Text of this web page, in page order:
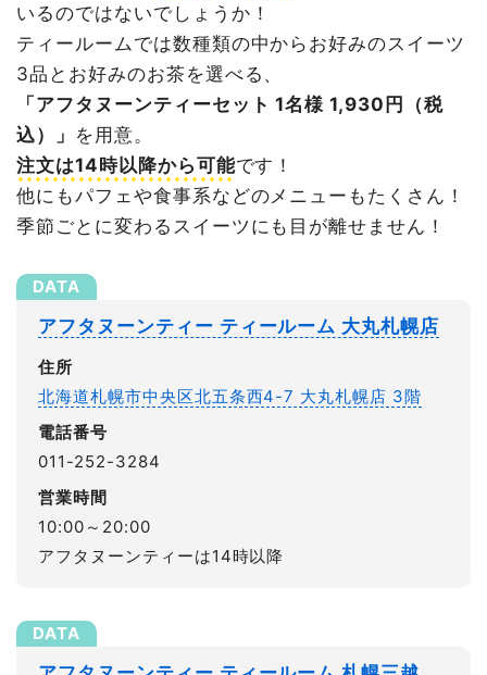
いるのではないでしょうか！
ティールームでは数種類の中からお好みのスイーツ
3品とお好みのお茶を選べる、
「アフタヌーンティーセット 1名様 1,930円（税
込）」 を用意。
注文は14時以降から可能です！
他にもパフェや食事系などのメニューもたくさん！
季節ごとに変わるスイーツにも目が離せません！
アフタヌーンティー ティールーム 大丸札幌店
住所
北海道札幌市中央区北五条西4-7 大丸札幌店 3階
電話番号
011-252-3284
営業時間
10:00～20:00
アフタヌーンティーは14時以降